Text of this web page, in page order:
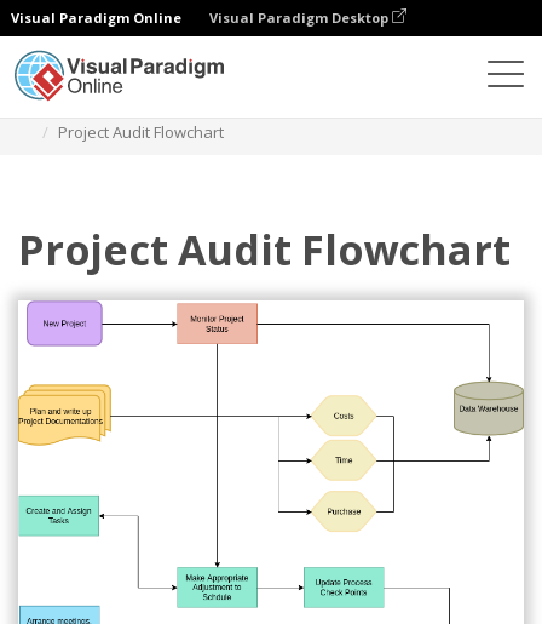
Visual Paradigm Online Visual Paradigm Desktop
Project Audit Flowchart
Project Audit Flowchart